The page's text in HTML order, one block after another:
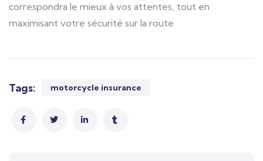
correspondra le mieux à vos attentes, tout en
maximisant votre sécurité sur la route.
Tags: motorcycle insurance